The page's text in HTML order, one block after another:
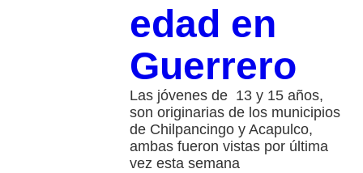
edad en
Guerrero
Las jóvenes de 13 y 15 años,
son originarias de los municipios
de Chilpancingo y Acapulco,
ambas fueron vistas por última
vez esta semana